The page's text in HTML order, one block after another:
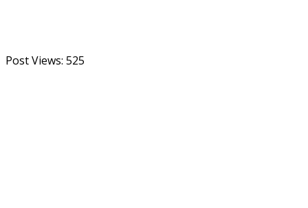
Post Views: 525